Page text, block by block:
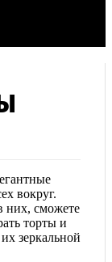
вокруг.
них, сможете
торты и
зеркальной